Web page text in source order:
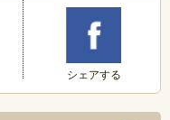
シェアする